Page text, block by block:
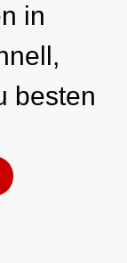
in
besten